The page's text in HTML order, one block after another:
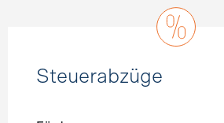
Steuerabzüge